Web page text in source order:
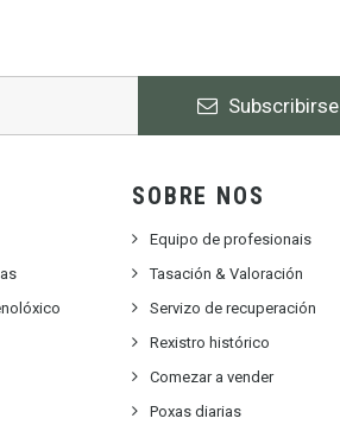
Subscribirse
SOBRE NOS
Equipo de profesionais
Tasación & Valoración
Servizo de recuperación
Rexistro histórico
Comezar a vender
Poxas diarias